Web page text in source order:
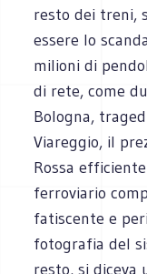
resto dei treni,
essere lo
milioni di
di rete, come
Bologna,
Viareggio, il
Rossa
ferroviario
fatiscente e
fotografia del
resto, si diceva